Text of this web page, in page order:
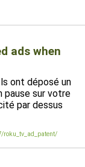
ads when
ont déposé un
sur votre
par dessus
roku_tv_ad_patent/